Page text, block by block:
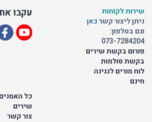
עקבו
שירות לקוחות
ניתן ליצור קשרכאן
וגם בטלפון:
073-7284204
פורום בקשת שירים
בקשת סולמות
לוח מורים לנגינה
חינם
כל האמנים
שירים
צור קשר